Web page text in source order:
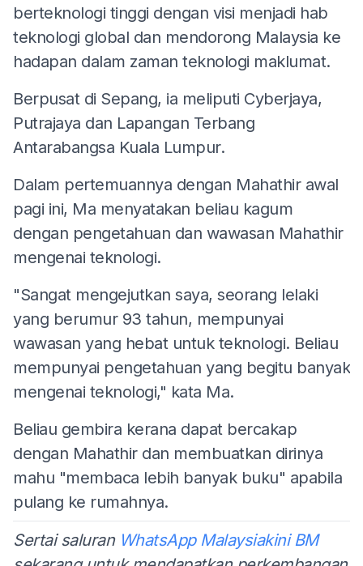
berteknologi tinggi dengan visi menjadi hab
teknologi global dan mendorong Malaysia ke
hadapan dalam zaman teknologi maklumat.
Berpusat di Sepang, ia meliputi Cyberjaya,
Putrajaya dan Lapangan Terbang
Antarabangsa Kuala Lumpur.
Dalam pertemuannya dengan Mahathir awal
pagi ini, Ma menyatakan beliau kagum
dengan pengetahuan dan wawasan Mahathir
mengenai teknologi.
"Sangat mengejutkan saya, seorang lelaki
yang berumur 93 tahun, mempunyai
wawasan yang hebat untuk teknologi. Beliau
mempunyai pengetahuan yang begitu banyak
mengenai teknologi," kata Ma.
Beliau gembira kerana dapat bercakap
dengan Mahathir dan membuatkan dirinya
mahu "membaca lebih banyak buku" apabila
pulang ke rumahnya.
Sertai saluran WhatsApp Malaysiakini BM